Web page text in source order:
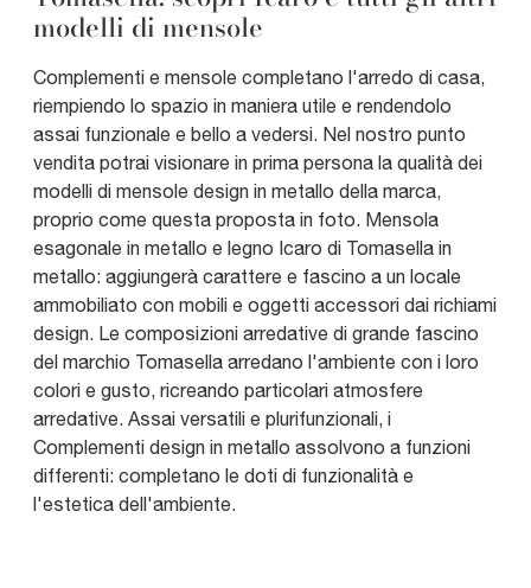
modelli di mensole
Complementi e mensole completano l'arredo di casa,
riempiendo lo spazio in maniera utile e rendendolo
assai funzionale e bello a vedersi. Nel nostro punto
vendita potrai visionare in prima persona la qualità dei
modelli di mensole design in metallo della marca,
proprio come questa proposta in foto. Mensola
esagonale in metallo e legno Icaro di Tomasella in
metallo: aggiungerà carattere e fascino a un locale
ammobiliato con mobili e oggetti accessori dai richiami
design. Le composizioni arredative di grande fascino
del marchio Tomasella arredano l'ambiente con i loro
colori e gusto, ricreando particolari atmosfere
arredative. Assai versatili e plurifunzionali, i
Complementi design in metallo assolvono a funzioni
differenti: completano le doti di funzionalità e
l'estetica dell'ambiente.